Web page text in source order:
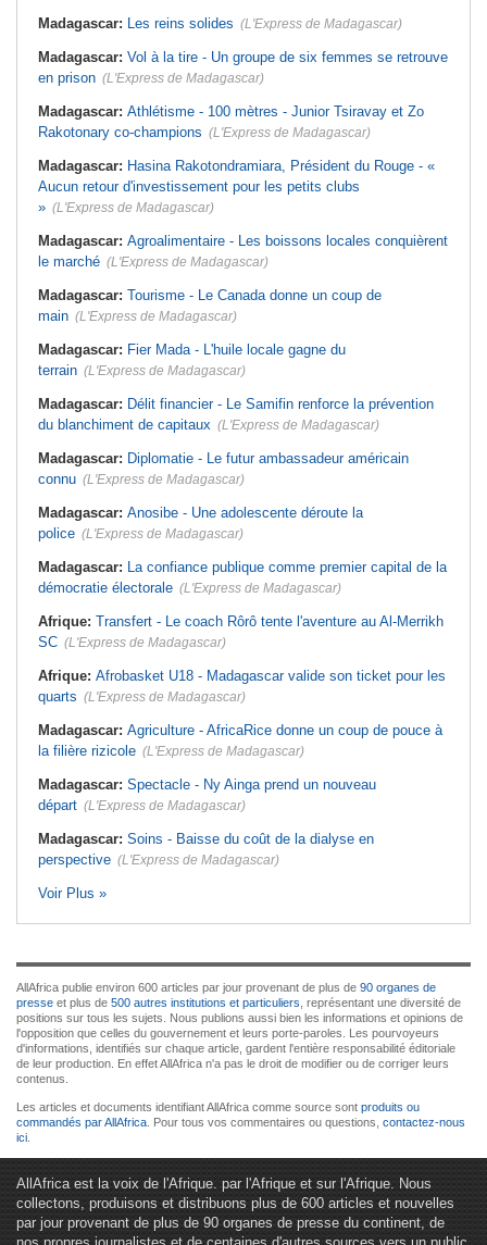
Madagascar: Les reins solides (L'Express de Madagascar)
Madagascar: Vol à la tire - Un groupe de six femmes se retrouve
en prison (L'Express de Madagascar)
Madagascar: Athlétisme - 100 mètres - Junior Tsiravay et Zo
Rakotonary co-champions (L'Express de Madagascar)
Madagascar: Hasina Rakotondramiara, Président du Rouge - «
Aucun retour d'investissement pour les petits clubs
» (L'Express de Madagascar)
Madagascar: Agroalimentaire - Les boissons locales conquièrent
le marché (L'Express de Madagascar)
Madagascar: Tourisme - Le Canada donne un coup de
main (L'Express de Madagascar)
Madagascar: Fier Mada - L'huile locale gagne du
terrain (L'Express de Madagascar)
Madagascar: Délit financier - Le Samifin renforce la prévention
du blanchiment de capitaux (L'Express de Madagascar)
Madagascar: Diplomatie - Le futur ambassadeur américain
connu (L'Express de Madagascar)
Madagascar: Anosibe - Une adolescente déroute la
police (L'Express de Madagascar)
Madagascar: La confiance publique comme premier capital de la
démocratie électorale (L'Express de Madagascar)
Afrique: Transfert - Le coach Rôrô tente l'aventure au Al-Merrikh
SC (L'Express de Madagascar)
Afrique: Afrobasket U18 - Madagascar valide son ticket pour les
quarts (L'Express de Madagascar)
Madagascar: Agriculture - AfricaRice donne un coup de pouce à
la filière rizicole (L'Express de Madagascar)
Madagascar: Spectacle - Ny Ainga prend un nouveau
départ (L'Express de Madagascar)
Madagascar: Soins - Baisse du coût de la dialyse en
perspective (L'Express de Madagascar)
Voir Plus »
AllAfrica publie environ 600 articles par jour provenant de plus de 90 organes de
presse et plus de 500 autres institutions et particuliers , représentant une diversité de
positions sur tous les sujets. Nous publions aussi bien les informations et opinions de
l'opposition que celles du gouvernement et leurs porte-paroles. Les pourvoyeurs
d'informations, identifiés sur chaque article, gardent l'entière responsabilité éditoriale
de leur production. En effet AllAfrica n'a pas le droit de modifier ou de corriger leurs
contenus.
Les articles et documents identifiant AllAfrica comme source sont produits ou
commandés par AllAfrica . Pour tous vos commentaires ou questions, contactez-nous
ici
AllAfrica est la voix de l'Afrique. par l'Afrique et sur l'Afrique. Nous
collectons, produisons et distribuons plus de 600 articles et nouvelles
par jour provenant de plus de 90 organes de presse du continent, de